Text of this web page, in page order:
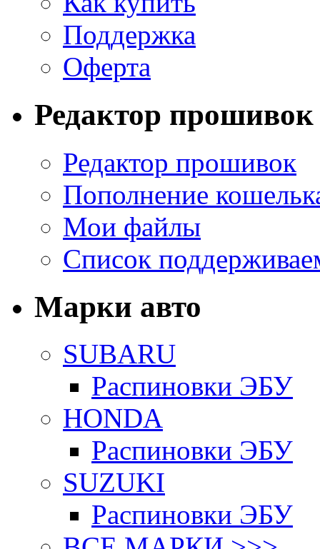
Поддержка
Оферта
Редактор прошивок
Редактор прошивок
Пополнение
Мои файлы
Список
Марки авто
SUBARU
Распиновки ЭБУ
HONDA
Распиновки ЭБУ
SUZUKI
Распиновки ЭБУ